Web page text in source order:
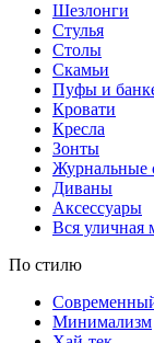
Шезлонги
Стулья
Столы
Скамьи
Пуфы и
Кровати
Кресла
Зонты
Журнальные
Диваны
Аксессуары